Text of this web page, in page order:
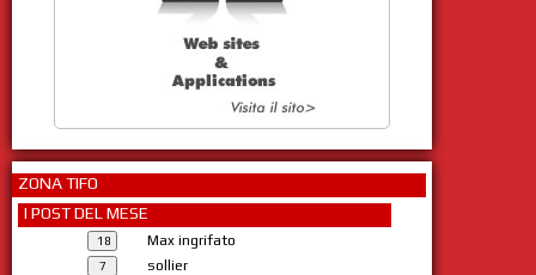
ZONA TIFO
I POST DEL MESE
Max ingrifato
sollier